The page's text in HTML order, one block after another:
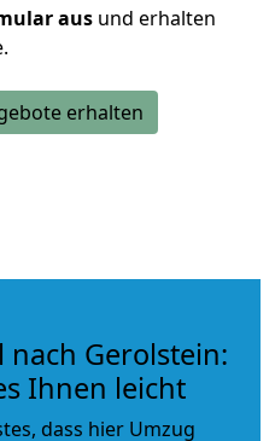
aus und erhalten
erhalten
nach Gerolstein:
Ihnen leicht
dass hier Umzug